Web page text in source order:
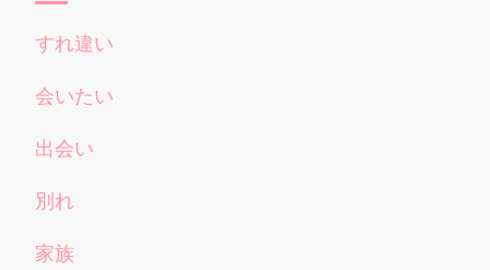
すれ違い
会いたい
出会い
別れ
家族